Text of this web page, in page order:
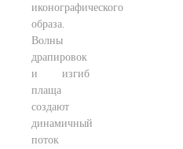
иконографического
образа.
Волны
драпировок
и изгиб
плаща
создают
динамичный
поток